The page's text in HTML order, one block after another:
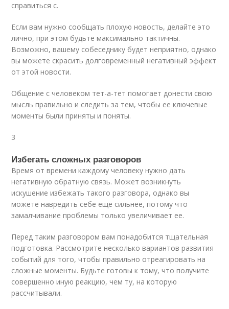
справиться с.
Если вам нужно сообщать плохую новость, делайте это
лично, при этом будьте максимально тактичны.
Возможно, вашему собеседнику будет неприятно, однако
вы можете скрасить долговременный негативный эффект
от этой новости.
Общение с человеком тет-а-тет помогает донести свою
мысль правильно и следить за тем, чтобы ее ключевые
моменты были приняты и поняты.
3
Избегать сложных разговоров
Время от времени каждому человеку нужно дать
негативную обратную связь. Может возникнуть
искушение избежать такого разговора, однако вы
можете навредить себе еще сильнее, потому что
замалчивание проблемы только увеличивает ее.
Перед таким разговором вам понадобится тщательная
подготовка. Рассмотрите несколько вариантов развития
событий для того, чтобы правильно отреагировать на
сложные моменты. Будьте готовы к тому, что получите
совершенно иную реакцию, чем ту, на которую
рассчитывали.